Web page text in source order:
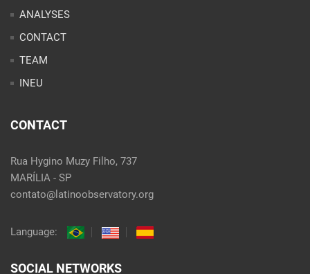
ANALYSES
CONTACT
TEAM
INEU
CONTACT
Rua Hygino Muzy Filho, 737
MARÍLIA - SP
contato@latinoobservatory.org
Language:
SOCIAL NETWORKS